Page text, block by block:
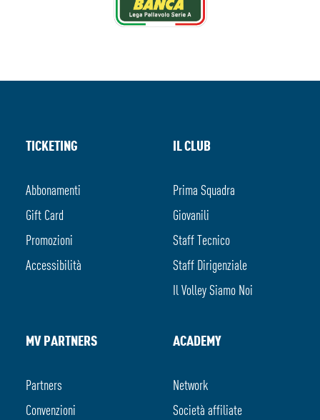
TICKETING
Abbonamenti
Gift Card
Promozioni
Accessibilità
IL CLUB
Prima Squadra
Giovanili
Staff Tecnico
Staff Dirigenziale
Il Volley Siamo Noi
MV PARTNERS
Partners
Convenzioni
ACADEMY
Network
Società affiliate